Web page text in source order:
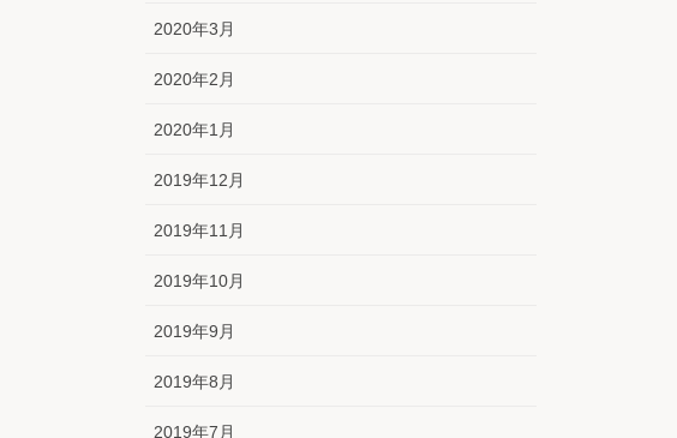
2020年3月
2020年2月
2020年1月
2019年12月
2019年11月
2019年10月
2019年9月
2019年8月
2019年7月